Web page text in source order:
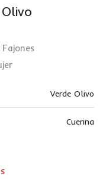
Verde Olivo
Cuerina